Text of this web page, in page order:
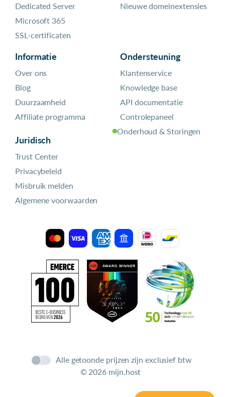
Dedicated Server
Microsoft 365
SSL-certificaten
Nieuwe domeinextensies
Informatie
Over ons
Blog
Duurzaamheid
Affiliate programma
Juridisch
Trust Center
Privacybeleid
Misbruik melden
Algemene voorwaarden
Ondersteuning
Klantenservice
Knowledge base
API documentatie
Controlepaneel
Onderhoud & Storingen
Alle getoonde prijzen zijn exclusief btw
© 2026 mijn.host